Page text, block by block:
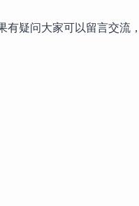
疑问大家可以留言交流，